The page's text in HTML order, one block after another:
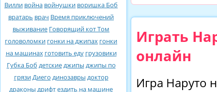
Вилли война войнушки воришка Боб
вратарь врач Время приключений
выживание Говорящий кот Том
головоломки гонки на джипах гонки
на машинах готовить еду грузовики
Губка Боб детскиеджипы джипы по
грязиДиего динозавры доктор
драконы дрифтездить на машине
Играть
онлайн
Игра Наруто